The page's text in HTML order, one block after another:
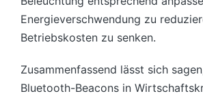
Energieverschwendung zu
Betriebskosten zu senken.
Zusammenfassend lässt sich
Bluetooth-Beacons in